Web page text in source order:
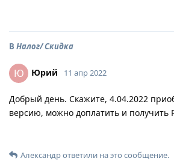
В Налог/ Скидка
Ю Юрий 11 апр 2022
Добрый день. Скажите, 4.04.2022
версию, можно доплатить и получить
Александрответили на это сообщение.